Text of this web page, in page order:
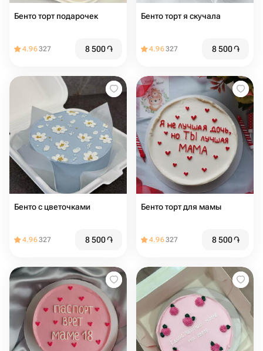
Бенто торт подарочек
4.96327 8 500֏
Бенто торт я скучала
4.96327 8 500֏
Бенто с цветочками
4.96327 8 500֏
Бенто торт для мамы
4.96327 8 500֏